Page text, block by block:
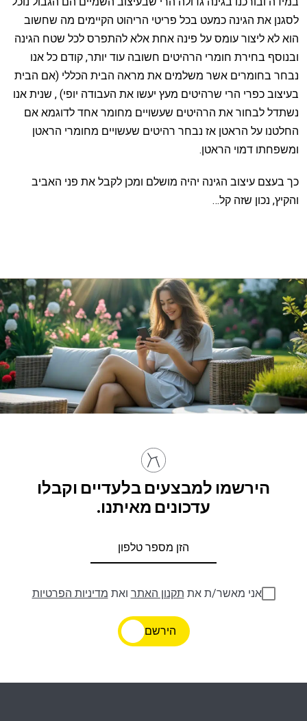
לסגנן את הגינה כמעט בכל פריטי הריהוט הקיימים מה שחשוב
הוא לא ליצור עומס על פינה אחת אלא להתפרס לכל שטח הגינה
ובנוסף בחירת חומרי הרהיטים חשובה עוד יותר, קודם כל אנו
נבחר בחומרים אשר משלמים את מראה הבית הכללי (אם הבית
בעיצוב כפרי הרי שרהיטים מעץ יעשו את העבודה יופי) , שנית אנו
נשתדל לבחור את הרהיטים שעשויים מחומר אחד לדוגמא אם
החלטנו על הראטן אז נבחר רהיטים שעשויים מחומרי הראטן
ומשפחתו דמוי הראטן.
כך בעצם עיצוב הגינה יהיה מושלם ומכן לקבל את פני האביב
והקיץ, נכון שזה קל…
הירשמו למבצעים בלעדיים וקבלו
עדכונים מאיתנו.
אני מאשר/ת את תקנון האתר ואת מדיניות הפרטיות
הירשם